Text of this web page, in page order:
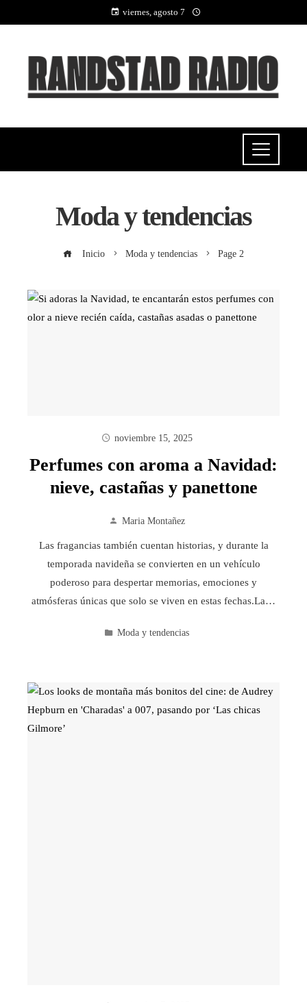
viernes, agosto 7
Moda y tendencias
Inicio Moda y tendencias Page 2
noviembre 15, 2025
Perfumes con aroma a Navidad:
nieve, castañas y panettone
Maria Montañez
Las fragancias también cuentan historias, y durante la
temporada navideña se convierten en un vehículo
poderoso para despertar memorias, emociones y
atmósferas únicas que solo se viven en estas fechas.La…
Moda y tendencias